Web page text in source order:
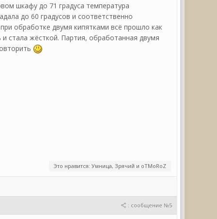
шкафу до 71 градуса температура
до 60 градусов и соответственно
обработке двумя кипятками всё прошло как
стала жёсткой. Партия, обработанная двумя
Это нравится: Умница, Зрячий и oTMoRoZ
: сообщение №5